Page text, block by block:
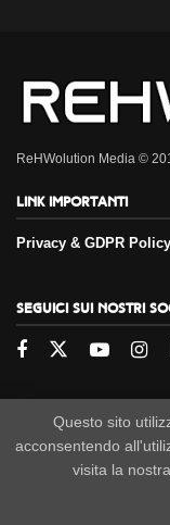
ReHWolution Media ©
Link importanti
Privacy & GDPR Policy
Seguici sui nostri
Questo sito
acconsentendo
visita la